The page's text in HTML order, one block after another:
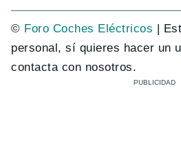
© Foro Coches Eléctricos |
personal, sí quieres hacer un
contacta con nosotros.